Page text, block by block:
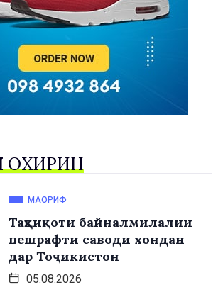
ОХИРИН
МАОРИФ
Таҳқиқоти байналмилалии
пешрафти саводи хондан
дар Тоҷикистон
05.08.2026